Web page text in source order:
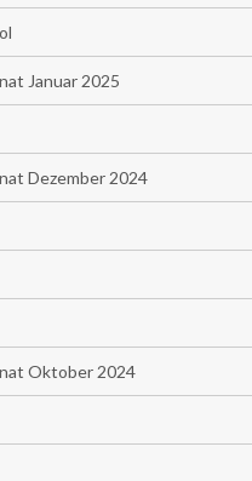
Januar 2025
Dezember 2024
Oktober 2024